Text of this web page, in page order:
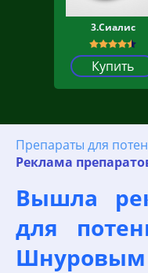
3.Сиалис
Купить
Препараты для
Реклама
Вышла
для
Шнуровым